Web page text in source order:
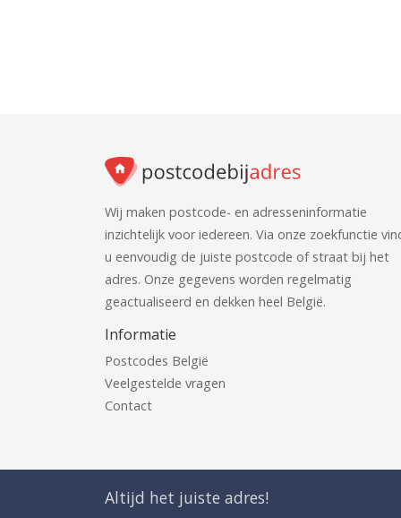
Wij maken postcode- en adresseninformatie
inzichtelijk voor iedereen. Via onze zoekfunctie
u eenvoudig de juiste postcode of straat bij het
adres. Onze gegevens worden regelmatig
geactualiseerd en dekken heel België.
Informatie
Postcodes België
Veelgestelde vragen
Contact
Altijd het juiste adres!